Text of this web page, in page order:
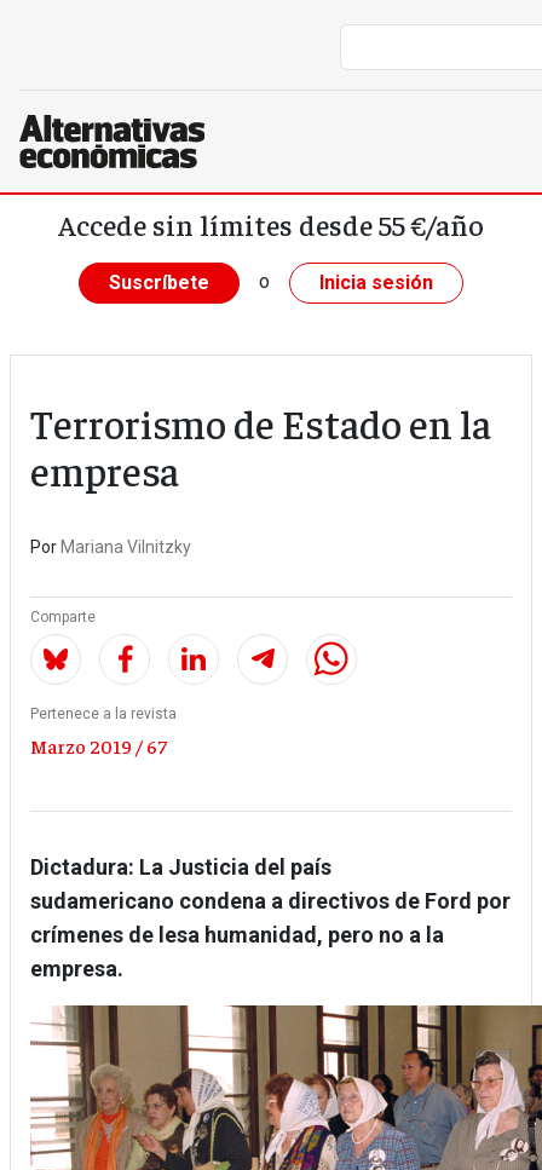
Pasar al contenido principal
Accede sin límites desde 55 €/año
Suscríbete o Inicia sesión
Terrorismo de Estado en la
empresa
Por Mariana Vilnitzky
Comparte
Pertenece a la revista
Marzo 2019 / 67
Dictadura: La Justicia del país
sudamericano condena a directivos de Ford por
crímenes de lesa humanidad, pero no a la
empresa.